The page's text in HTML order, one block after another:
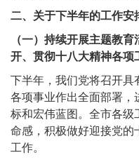
二、关于下半年的工作安
（一）持续开展主题教
开、贯彻十八大精神各项
下半年，我们党将召开
各项事业作出全面部署，
标和宏伟蓝图。全市各
命感，积极做好迎接党
工作。